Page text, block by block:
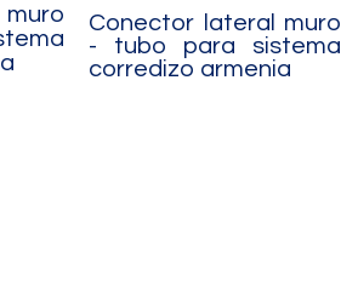
Conector lateral muro
- tubo para sistema
corredizo armenia